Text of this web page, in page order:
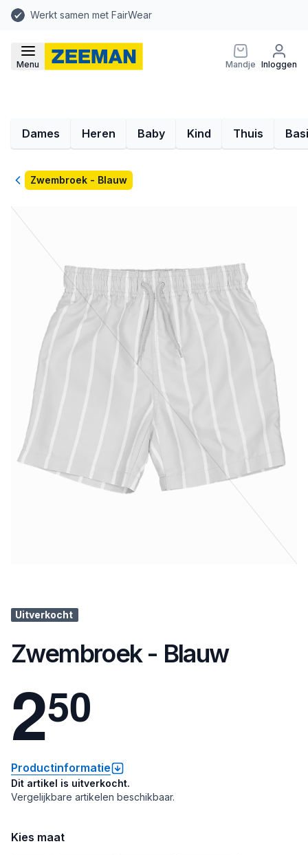
Werkt samen met FairWear
Menu Mandje Inloggen
Dames Heren Baby Kind Thuis
TerugZwembroek - Blauw
Uitverkocht
Zwembroek - Blauw
250
Productinformatie
Dit artikel is uitverkocht.
Vergelijkbare artikelen beschikbaar.
Kies maat